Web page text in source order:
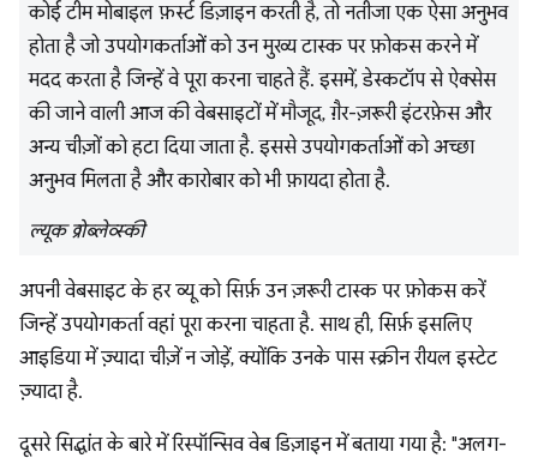
कोई टीम मोबाइल फ़र्स्ट डिज़ाइन करती है, तो नतीजा एक ऐसा अनुभव
होता है जो उपयोगकर्ताओं को उन मुख्य टास्क पर फ़ोकस करने में
मदद करता है जिन्हें वे पूरा करना चाहते हैं. इसमें, डेस्कटॉप से ऐक्सेस
की जाने वाली आज की वेबसाइटों में मौजूद, ग़ैर-ज़रूरी इंटरफ़ेस और
अन्य चीज़ों को हटा दिया जाता है. इससे उपयोगकर्ताओं को अच्छा
अनुभव मिलता है और कारोबार को भी फ़ायदा होता है.
ल्यूक व्रोब्लेव्स्की
अपनी वेबसाइट के हर व्यू को सिर्फ़ उन ज़रूरी टास्क पर फ़ोकस करें
जिन्हें उपयोगकर्ता वहां पूरा करना चाहता है. साथ ही, सिर्फ़ इसलिए
आइडिया में ज़्यादा चीज़ें न जोड़ें, क्योंकि उनके पास स्क्रीन रीयल इस्टेट
ज़्यादा है.
दूसरे सिद्धांत के बारे में रिस्पॉन्सिव वेब डिज़ाइन में बताया गया है: "अलग-